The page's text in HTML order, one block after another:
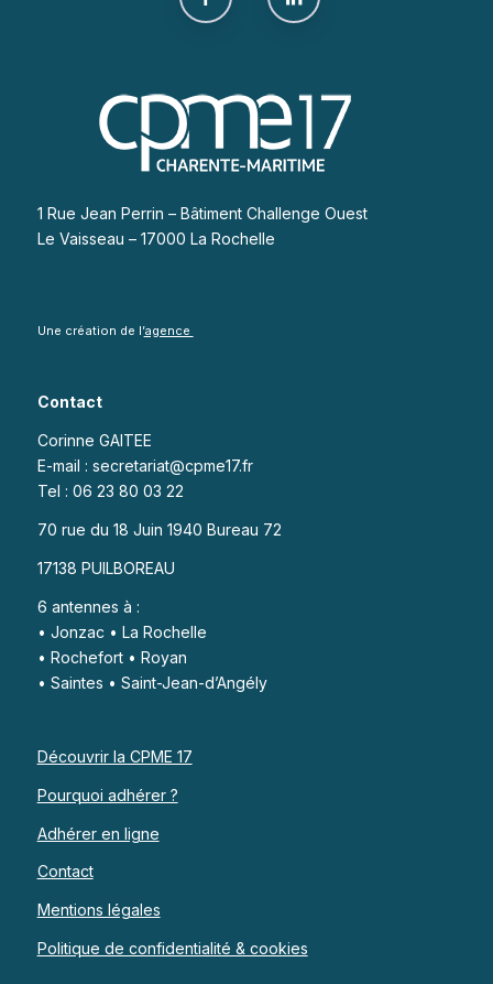
1 Rue Jean Perrin – Bâtiment Challenge Ouest
Le Vaisseau – 17000 La Rochelle
Une création de l’agence
Contact
Corinne GAITEE
E-mail : secretariat@cpme17.fr
Tel : 06 23 80 03 22
70 rue du 18 Juin 1940 Bureau 72
17138 PUILBOREAU
6 antennes à :
• Jonzac • La Rochelle
• Rochefort • Royan
• Saintes • Saint-Jean-d’Angély
Découvrir la CPME 17
Pourquoi adhérer ?
Adhérer en ligne
Contact
Mentions légales
Politique de confidentialité & cookies